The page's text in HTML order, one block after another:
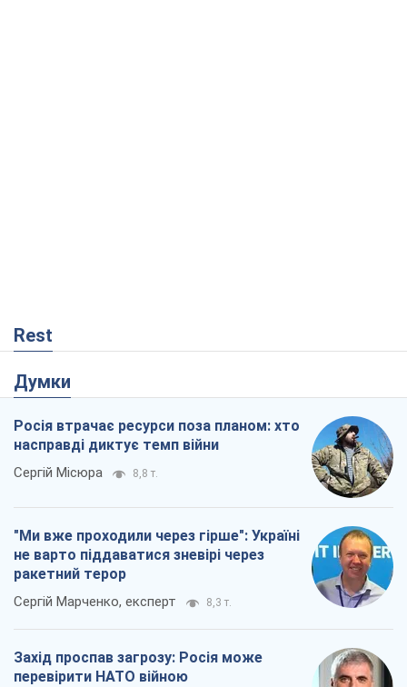
Rest
Думки
Росія втрачає ресурси поза планом: хто
насправді диктує темп війни
Сергій Місюра 8,8 т.
"Ми вже проходили через гірше": Україні
не варто піддаватися зневірі через
ракетний терор
Сергій Марченко, експерт 8,3 т.
Захід проспав загрозу: Росія може
перевірити НАТО війною